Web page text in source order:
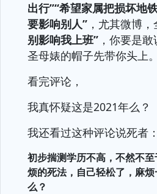
出行”“希望家属把损坏地
要影响别人” ，尤其微博
别影响我上班” ，你要是敢
圣母婊的帽子先带你头上。
看完评论，
我真怀疑这是2021年么？
我还看过这种评论说死者：
初步揣测学历不高，不然不
烦的死法，自己轻松了，麻
么？